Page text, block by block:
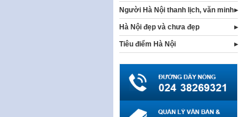
Người Hà Nội thanh lịch, văn minh
Hà Nội đẹp và chưa đẹp
Tiêu điểm Hà Nội